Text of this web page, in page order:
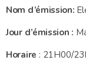
Nom d’émission:
Jour d’émission :
Horaire : 21H00/